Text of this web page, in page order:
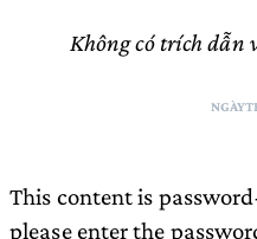
Không có trích dẫn
NGÀY
This content is
please enter the